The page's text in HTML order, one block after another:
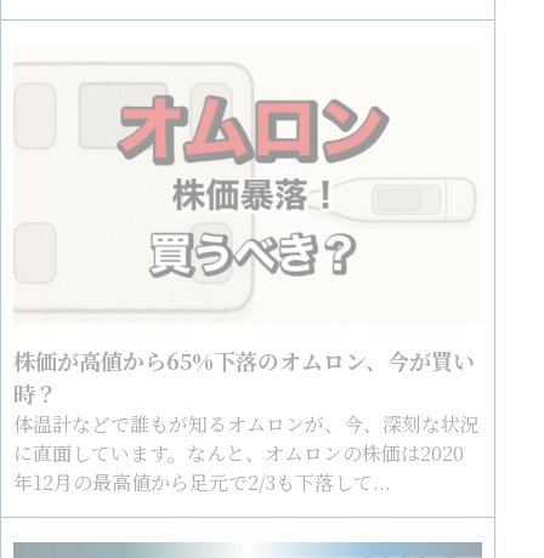
株価が高値から65%下落のオムロン、今が買い
時？
体温計などで誰もが知るオムロンが、今、深刻な状況
に直面しています。なんと、オムロンの株価は2020
年12月の最高値から足元で2/3も下落して...